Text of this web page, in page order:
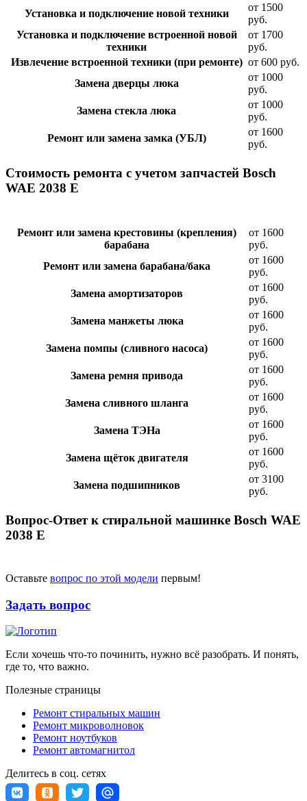
Установка и подключение новой техники
от 1500
руб.
Установка и подключение встроенной новой
техники
от 1700
руб.
Извлечение встроенной техники (при ремонте) от 600 руб.
Замена дверцы люка
от 1000
руб.
Замена стекла люка
от 1000
руб.
Ремонт или замена замка (УБЛ)
от 1600
руб.
Стоимость ремонта с учетом запчастей Bosch
WAE 2038 E
Ремонт или замена крестовины (крепления)
барабана
от 1600
руб.
Ремонт или замена барабана/бака
от 1600
руб.
Замена амортизаторов
от 1600
руб.
Замена манжеты люка
от 1600
руб.
Замена помпы (сливного насоса)
от 1600
руб.
Замена ремня привода
от 1600
руб.
Замена сливного шланга
от 1600
руб.
Замена ТЭНа
от 1600
руб.
Замена щёток двигателя
от 1600
руб.
Замена подшипников
от 3100
руб.
Вопрос-Ответ к стиральной машинке Bosch WAE
2038 E
Оставьте вопрос по этой модели первым!
Задать вопрос
Если хочешь что-то починить, нужно всё разобрать. И понять,
где то, что важно.
Полезные страницы
Ремонт стиральных машин
Ремонт микроволновок
Ремонт ноутбуков
Ремонт автомагнитол
Делитесь в соц. сетях